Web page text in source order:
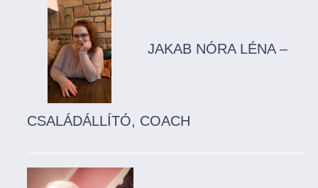
JAKAB NÓRA LÉNA –
CSALÁDÁLLÍTÓ, COACH